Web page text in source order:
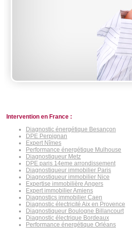
Intervention en France :
Diagnostic énergétique Besançon
DPE Perpignan
Expert Nîmes
Performance énergétique Mulhouse
Diagnostiqueur Metz
DPE paris 14eme arrondissement
Diagnostiqueur immobilier Paris
Diagnostiqueur immobilier Nice
Expertise immobilière Angers
Expert immobilier Amiens
Diagnostics immobilier Caen
Diagnostic électricité Aix en Provence
Diagnostiqueur Boulogne Billancourt
Diagnostic électrique Bordeaux
Performance énergétique Orléans